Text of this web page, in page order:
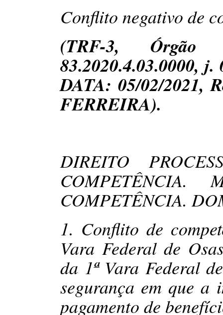
Conflito negativo de
(TRF-3, Órgão
83.2020.4.03.0000,
DATA: 05/02/2021,
FERREIRA).
DIREITO
COMPETÊNCIA.
COMPETÊNCIA.
1. Conflito de
Vara Federal de
da 1ª Vara Federal
segurança em que a
pagamento de